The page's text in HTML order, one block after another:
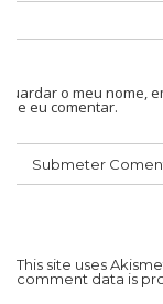
Guardar o meu nome,
que eu comentar.
This site uses
comment data is